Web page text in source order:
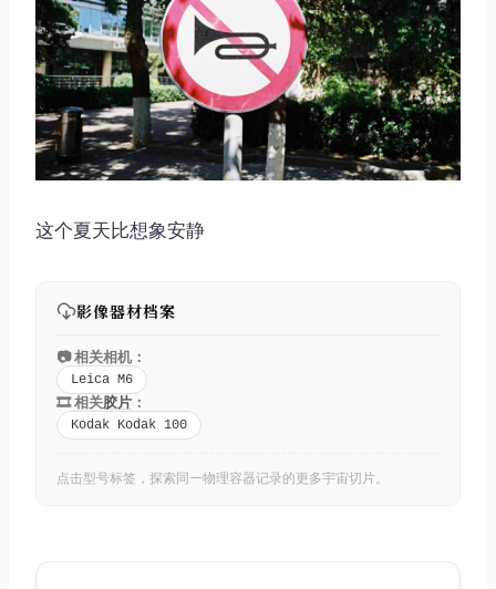
这个夏天比想象安静
影像器材档案
📷 相关相机：
Leica M6
🎞️ 相关胶片 ：
Kodak Kodak 100
点击型号标签，探索同一物理容器记录的更多宇宙切片。